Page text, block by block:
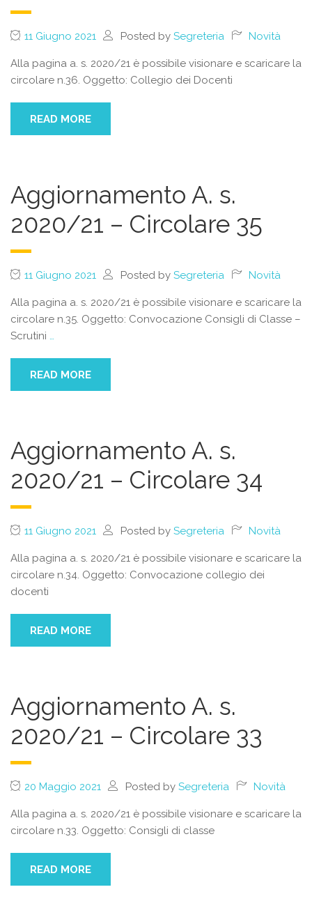
11 Giugno 2021 Posted by Segreteria Novità
Alla pagina a. s. 2020/21 è possibile visionare e scaricare la
circolare n.36. Oggetto: Collegio dei Docenti
READ MORE
Aggiornamento A. s.
2020/21 – Circolare 35
11 Giugno 2021 Posted by Segreteria Novità
Alla pagina a. s. 2020/21 è possibile visionare e scaricare la
circolare n.35. Oggetto: Convocazione Consigli di Classe –
Scrutini …
READ MORE
Aggiornamento A. s.
2020/21 – Circolare 34
11 Giugno 2021 Posted by Segreteria Novità
Alla pagina a. s. 2020/21 è possibile visionare e scaricare la
circolare n.34. Oggetto: Convocazione collegio dei
docenti
READ MORE
Aggiornamento A. s.
2020/21 – Circolare 33
20 Maggio 2021 Posted by Segreteria Novità
Alla pagina a. s. 2020/21 è possibile visionare e scaricare la
circolare n.33. Oggetto: Consigli di classe
READ MORE